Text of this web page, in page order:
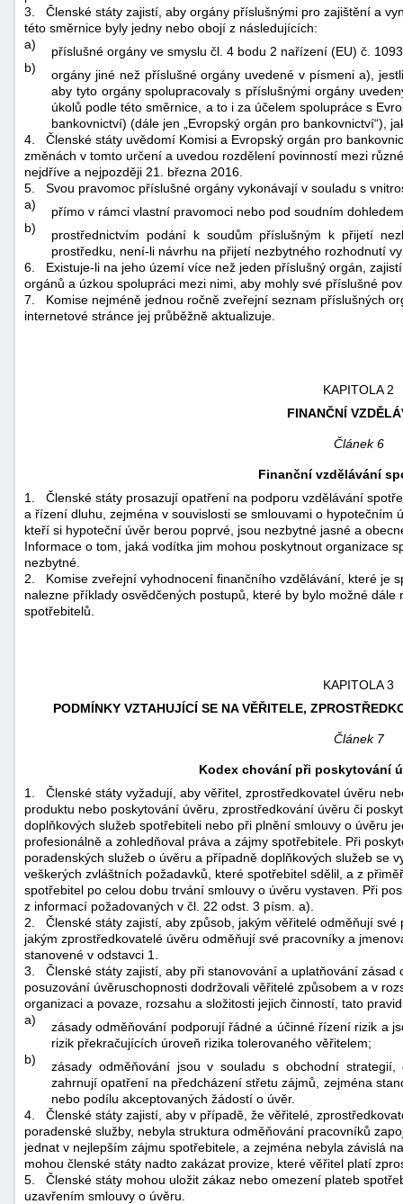
3.
Členské státy zajistí, aby orgány příslušnými pro zajištění a
této směrnice byly jedny nebo obojí z následujících:
a)
příslušné orgány ve smyslu čl. 4 bodu 2 nařízení (EU) č.
b)
orgány jiné než příslušné orgány uvedené v písmeni a),
aby tyto orgány spolupracovaly s příslušnými orgány
úkolů podle této směrnice, a to i za účelem spolupráce s
bankovnictví) (dále jen „Evropský orgán pro bankovnictví“),
4.
Členské státy uvědomí Komisi a Evropský orgán pro
změnách v tomto určení a uvedou rozdělení povinností mezi
nejdříve a nejpozději 21. března 2016.
5.
Svou pravomoc příslušné orgány vykonávají v souladu s
a)
přímo v rámci vlastní pravomoci nebo pod soudním
b)
prostřednictvím podání k soudům příslušným k přijetí
prostředku, není-li návrhu na přijetí nezbytného rozhodnutí
6.
Existuje-li na jeho území více než jeden příslušný orgán,
orgánů a úzkou spolupráci mezi nimi, aby mohly své příslušné
7.
Komise nejméně jednou ročně zveřejní seznam příslušných
internetové stránce jej průběžně aktualizuje.
KAPITOLA 2
FINANČNÍ
Článek 6
Finanční vzdělávání
1.
Členské státy prosazují opatření na podporu vzdělávání
a řízení dluhu, zejména v souvislosti se smlouvami o hypotečním
kteří si hypoteční úvěr berou poprvé, jsou nezbytné jasné a
Informace o tom, jaká vodítka jim mohou poskytnout organizace
nezbytné.
2.
Komise zveřejní vyhodnocení finančního vzdělávání, které je
nalezne příklady osvědčených postupů, které by bylo možné
spotřebitelů.
KAPITOLA 3
PODMÍNKY VZTAHUJÍCÍ SE NA VĚŘITELE,
Článek 7
Kodex chování při poskytování
1.
Členské státy vyžadují, aby věřitel, zprostředkovatel úvěru
produktu nebo poskytování úvěru, zprostředkování úvěru či
doplňkových služeb spotřebiteli nebo při plnění smlouvy o úvěru
profesionálně a zohledňoval práva a zájmy spotřebitele. Při
poradenských služeb o úvěru a případně doplňkových služeb se
veškerých zvláštních požadavků, které spotřebitel sdělil, a z
spotřebitel po celou dobu trvání smlouvy o úvěru vystaven. Při
z informací požadovaných v čl. 22 odst. 3 písm. a).
2.
Členské státy zajistí, aby způsob, jakým věřitelé odměňují
jakým zprostředkovatelé úvěru odměňují své pracovníky a
stanovené v odstavci 1.
3.
Členské státy zajistí, aby při stanovování a uplatňování
posuzování úvěruschopnosti dodržovali věřitelé způsobem a v
organizaci a povaze, rozsahu a složitosti jejich činností, tato
a)
zásady odměňování podporují řádné a účinné řízení rizik a
rizik překračujících úroveň rizika tolerovaného věřitelem;
b)
zásady odměňování jsou v souladu s obchodní
zahrnují opatření na předcházení střetu zájmů, zejména
nebo podílu akceptovaných žádostí o úvěr.
4.
Členské státy zajistí, aby v případě, že věřitelé,
poradenské služby, nebyla struktura odměňování pracovníků
jednat v nejlepším zájmu spotřebitele, a zejména nebyla závislá
mohou členské státy nadto zakázat provize, které věřitel platí
5.
Členské státy mohou uložit zákaz nebo omezení plateb
uzavřením smlouvy o úvěru.